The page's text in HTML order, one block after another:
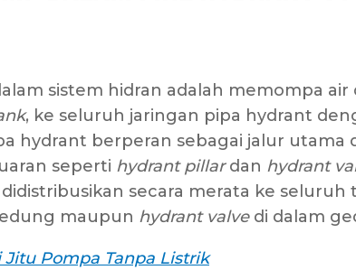
sistem hidran adalah memompa air
, ke seluruh jaringan pipa hydrant
hydrant berperan sebagai jalur utama
seperti hydrant pillardan hydrant
secara merata ke seluruh
maupun hydrant valvedi dalam
Jitu Pompa Tanpa Listrik